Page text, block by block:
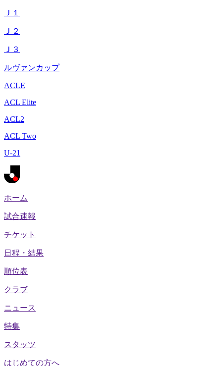
Ｊ１
Ｊ２
Ｊ３
ルヴァンカップ
ACLE
ACL Elite
ACL2
ACL Two
U-21
ホーム
試合速報
チケット
日程・結果
順位表
クラブ
ニュース
特集
スタッツ
はじめての方へ